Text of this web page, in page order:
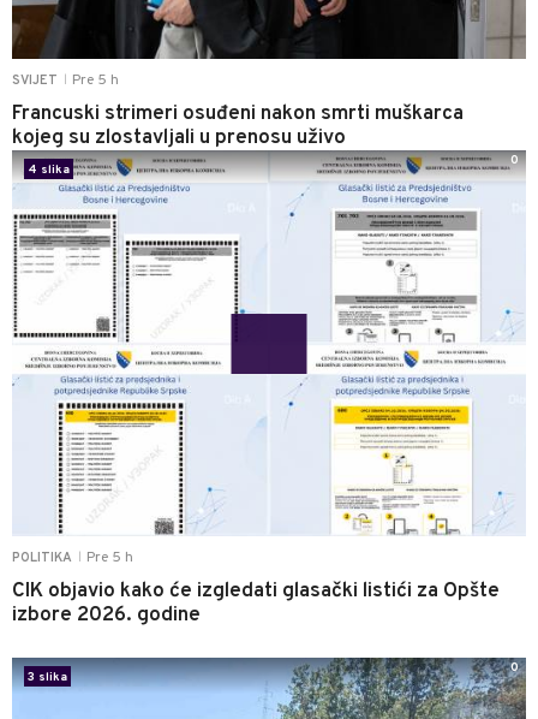
SVIJET Pre 5 h
Francuski strimeri osuđeni nakon smrti muškarca
kojeg su zlostavljali u prenosu uživo
POLITIKA Pre 5 h
CIK objavio kako će izgledati glasački listići za Opšte
izbore 2026. godine
4 slika
0
3 slika
0